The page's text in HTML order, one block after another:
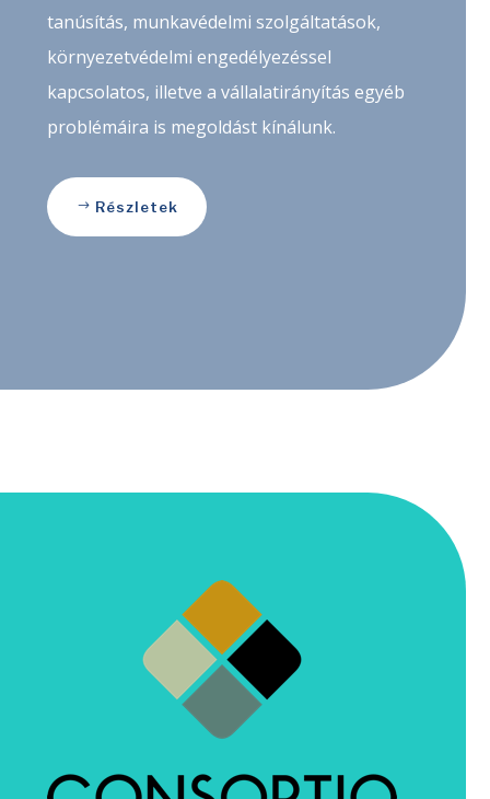
tanúsítás, munkavédelmi szolgáltatások,
környezetvédelmi engedélyezéssel
kapcsolatos, illetve a vállalatirányítás egyéb
problémáira is megoldást kínálunk.
Részletek